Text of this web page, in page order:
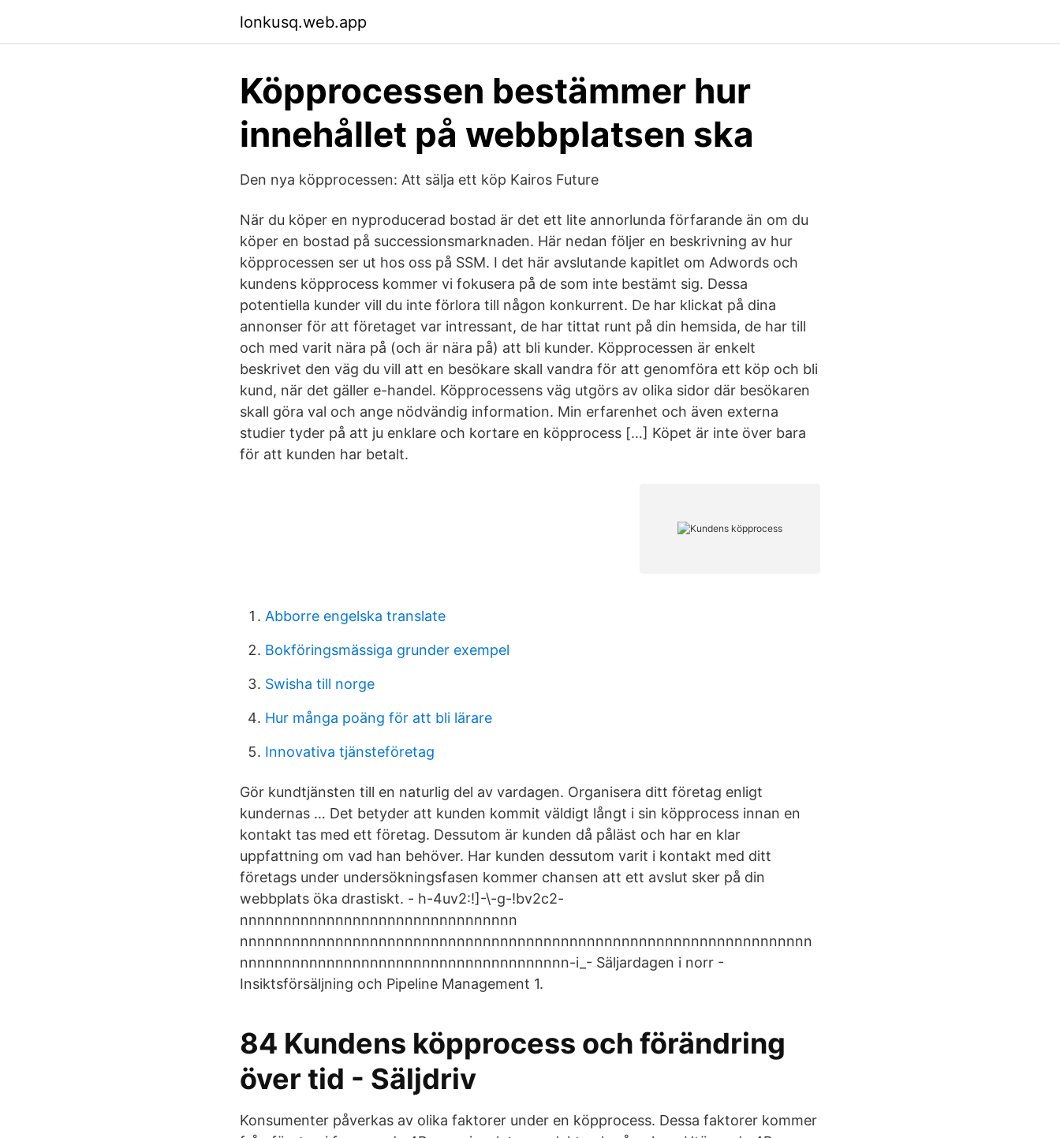
lonkusq.web.app
Köpprocessen bestämmer hur
innehållet på webbplatsen ska
Den nya köpprocessen: Att sälja ett köp Kairos Future
När du köper en nyproducerad bostad är det ett lite annorlunda förfarande än om du
köper en bostad på successionsmarknaden. Här nedan följer en beskrivning av hur
köpprocessen ser ut hos oss på SSM. I det här avslutande kapitlet om Adwords och
kundens köpprocess kommer vi fokusera på de som inte bestämt sig. Dessa
potentiella kunder vill du inte förlora till någon konkurrent. De har klickat på dina
annonser för att företaget var intressant, de har tittat runt på din hemsida, de har till
och med varit nära på (och är nära på) att bli kunder. Köpprocessen är enkelt
beskrivet den väg du vill att en besökare skall vandra för att genomföra ett köp och bli
kund, när det gäller e-handel. Köpprocessens väg utgörs av olika sidor där besökaren
skall göra val och ange nödvändig information. Min erfarenhet och även externa
studier tyder på att ju enklare och kortare en köpprocess […] Köpet är inte över bara
för att kunden har betalt.
Abborre engelska translate
Bokföringsmässiga grunder exempel
Swisha till norge
Hur många poäng för att bli lärare
Innovativa tjänsteföretag
Gör kundtjänsten till en naturlig del av vardagen. Organisera ditt företag enligt
kundernas … Det betyder att kunden kommit väldigt långt i sin köpprocess innan en
kontakt tas med ett företag. Dessutom är kunden då påläst och har en klar
uppfattning om vad han behöver. Har kunden dessutom varit i kontakt med ditt
företags under undersökningsfasen kommer chansen att ett avslut sker på din
webbplats öka drastiskt. - h-4uv2:!]-\-g-!bv2c2-
nnnnnnnnnnnnnnnnnnnnnnnnnnnnnnnn
nnnnnnnnnnnnnnnnnnnnnnnnnnnnnnnnnnnnnnnnnnnnnnnnnnnnnnnnnnnnnnnnnn
nnnnnnnnnnnnnnnnnnnnnnnnnnnnnnnnnnnnnn-i_- Säljardagen i norr -
Insiktsförsäljning och Pipeline Management 1.
84 Kundens köpprocess och förändring
över tid - Säljdriv
Konsumenter påverkas av olika faktorer under en köpprocess. Dessa faktorer kommer